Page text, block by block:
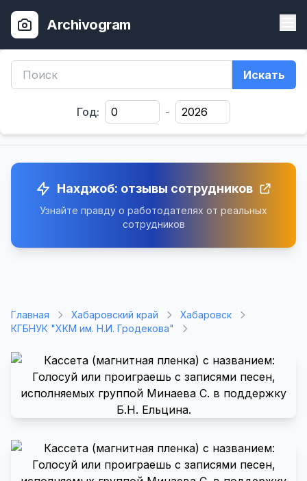
Archivogram
Искать
Год: -
Нахджоб: отзывы сотрудников
Узнайте правду о работодателях от реальных
сотрудников
Главная Хабаровский край
Хабаровск
КГБНУК "ХКМ им. Н.И. Гродекова"